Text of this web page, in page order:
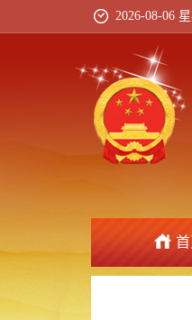
2026-08-06